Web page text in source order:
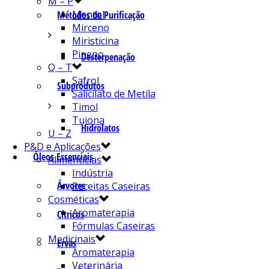
Métodos de Purificação
Desterpenação
Subprodutos
Hidrolatos
Óleos Essenciais
Árvores
Cítricos
Ervas
Mentol
Mirceno
Miristicina
Pineno
Q – T
Safrol
Salicilato de Metila
Timol
Tujona
U – Z
P&D e Aplicações
Alimentícias
Indústria
Receitas Caseiras
Cosméticas
Aromaterapia
Fórmulas Caseiras
Medicinais
Aromaterapia
Veterinária